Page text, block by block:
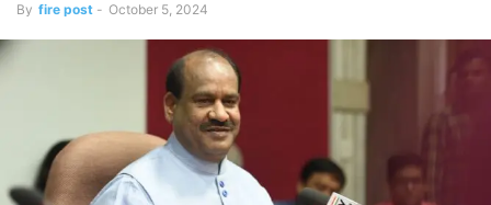
By fire post - October 5, 2024